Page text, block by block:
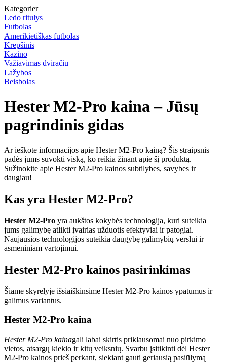
Kategorier
Ledo ritulys
Futbolas
Amerikietiškas futbolas
Krepšinis
Kazino
Važiavimas dviračiu
Lažybos
Beisbolas
Hester M2-Pro kaina – Jūsų
pagrindinis gidas
Ar ieškote informacijos apie Hester M2-Pro kainą? Šis straipsnis
padės jums suvokti viską, ko reikia žinant apie šį produktą.
Sužinokite apie Hester M2-Pro kainos subtilybes, savybes ir
daugiau!
Kas yra Hester M2-Pro?
Hester M2-Pro yra aukštos kokybės technologija, kuri suteikia
jums galimybę atlikti įvairias užduotis efektyviai ir patogiai.
Naujausios technologijos suteikia daugybę galimybių verslui ir
asmeniniam vartojimui.
Hester M2-Pro kainos pasirinkimas
Šiame skyrelyje išsiaiškinsime Hester M2-Pro kainos ypatumus ir
galimus variantus.
Hester M2-Pro kaina
Hester M2-Pro kainagali labai skirtis priklausomai nuo pirkimo
vietos, atsargų kiekio ir kitų veiksnių. Svarbu įsitikinti dėl Hester
M2-Pro kainos prieš perkant, siekiant gauti geriausią pasiūlymą